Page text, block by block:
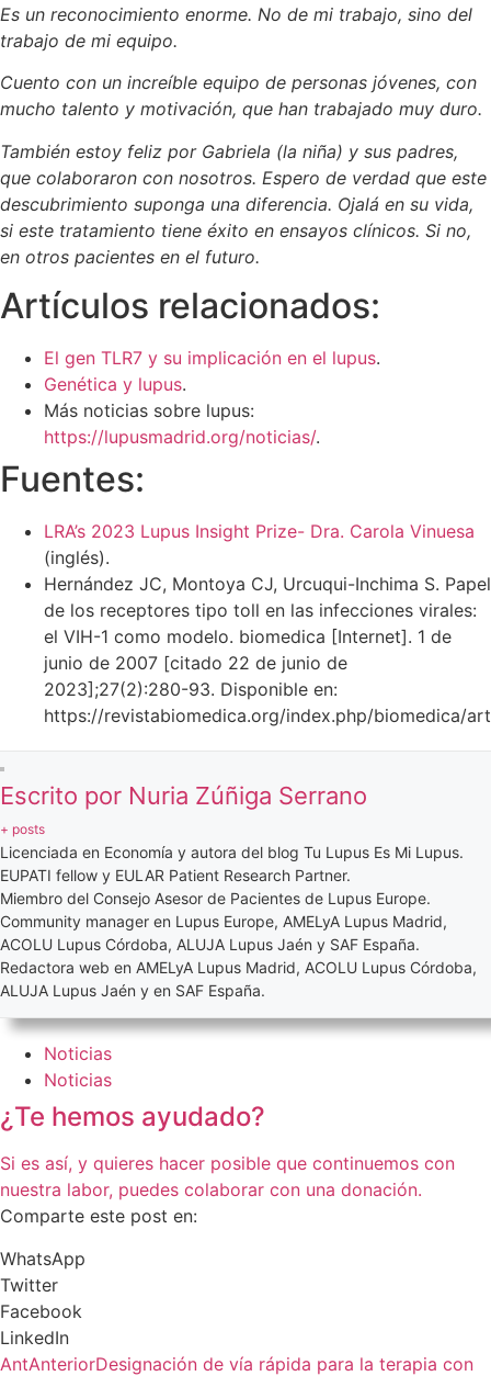
Es un reconocimiento enorme. No de mi trabajo, sino del
trabajo de mi equipo.
Cuento con un increíble equipo de personas jóvenes, con
mucho talento y motivación, que han trabajado muy duro.
También estoy feliz por Gabriela (la niña) y sus padres,
que colaboraron con nosotros. Espero de verdad que este
descubrimiento suponga una diferencia. Ojalá en su vida,
si este tratamiento tiene éxito en ensayos clínicos. Si no,
en otros pacientes en el futuro.
Artículos relacionados:
El gen TLR7 y su implicación en el lupus.
Genética y lupus.
Más noticias sobre lupus:
https://lupusmadrid.org/noticias/.
Fuentes:
LRA’s 2023 Lupus Insight Prize- Dra. Carola Vinuesa
(inglés).
Hernández JC, Montoya CJ, Urcuqui-Inchima S. Papel
de los receptores tipo toll en las infecciones virales:
el VIH-1 como modelo. biomedica [Internet]. 1 de
junio de 2007 [citado 22 de junio de
2023];27(2):280-93. Disponible en:
https://revistabiomedica.org/index.php/biomedica/
Escrito por Nuria Zúñiga Serrano
+ posts
Licenciada en Economía y autora del blog Tu Lupus Es Mi Lupus.
EUPATI fellow y EULAR Patient Research Partner.
Miembro del Consejo Asesor de Pacientes de Lupus Europe.
Community manager en Lupus Europe, AMELyA Lupus Madrid,
ACOLU Lupus Córdoba, ALUJA Lupus Jaén y SAF España.
Redactora web en AMELyA Lupus Madrid, ACOLU Lupus Córdoba,
ALUJA Lupus Jaén y en SAF España.
Noticias
Noticias
¿Te hemos ayudado?
Si es así, y quieres hacer posible que continuemos con
nuestra labor, puedes colaborar con una donación.
Comparte este post en:
WhatsApp
Twitter
Facebook
LinkedIn
AntAnteriorDesignación de vía rápida para la terapia con